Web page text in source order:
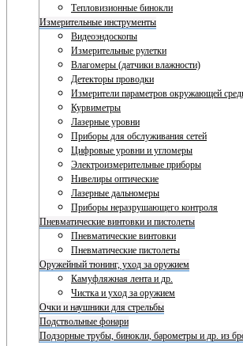
Тепловизионные бинокли
Измерительные инструменты
Видеоэндоскопы
Измерительные рулетки
Влагомеры (датчики влажности)
Детекторы проводки
Измерители параметров окружающей
Курвиметры
Лазерные уровни
Приборы для обслуживания сетей
Цифровые уровни и угломеры
Электроизмерительные приборы
Нивелиры оптические
Лазерные дальномеры
Приборы неразрушающего контроля
Пневматические винтовки и пистолеты
Пневматические винтовки
Пневматические пистолеты
Оружейный тюнинг, уход за оружием
Камуфляжная лента и др.
Чистка и уход за оружием
Очки и наушники для стрельбы
Подствольные фонари
Подзорные трубы, бинокли, барометры и др. из